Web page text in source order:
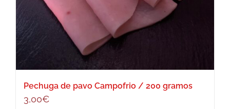
Pechuga de pavo Campofrio / 200 gramos
3,00€